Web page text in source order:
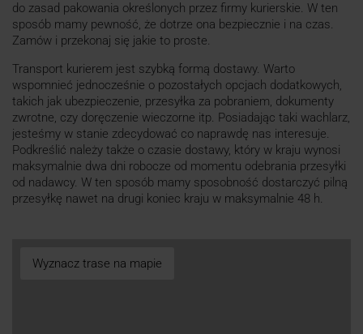
do zasad pakowania określonych przez firmy kurierskie. W ten
sposób mamy pewność, że dotrze ona bezpiecznie i na czas.
Zamów i przekonaj się jakie to proste.
Transport kurierem jest szybką formą dostawy. Warto
wspomnieć jednocześnie o pozostałych opcjach dodatkowych,
takich jak ubezpieczenie, przesyłka za pobraniem, dokumenty
zwrotne, czy doręczenie wieczorne itp. Posiadając taki wachlarz,
jesteśmy w stanie zdecydować co naprawdę nas interesuje.
Podkreślić należy także o czasie dostawy, który w kraju wynosi
maksymalnie dwa dni robocze od momentu odebrania przesyłki
od nadawcy. W ten sposób mamy sposobność dostarczyć pilną
przesyłkę nawet na drugi koniec kraju w maksymalnie 48 h.
Wyznacz trase na mapie